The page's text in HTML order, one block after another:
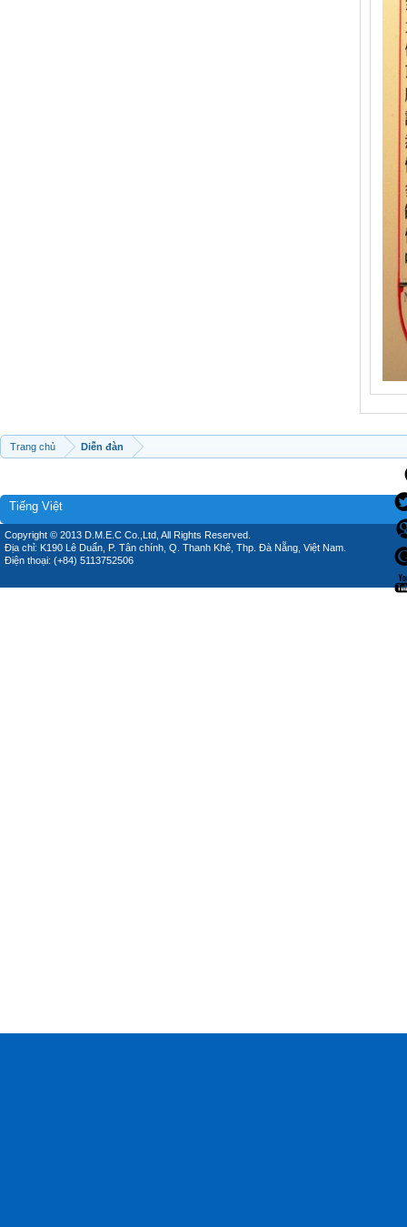
Trang chủ Diễn đàn
Tiếng Việt
Copyright © 2013 D.M.E.C Co.,Ltd, All Rights Reserved.
Địa chỉ: K190 Lê Duẩn, P. Tân chính, Q. Thanh Khê, Thp. Đà Nẵng, Việt Nam.
Điện thoại: (+84) 5113752506